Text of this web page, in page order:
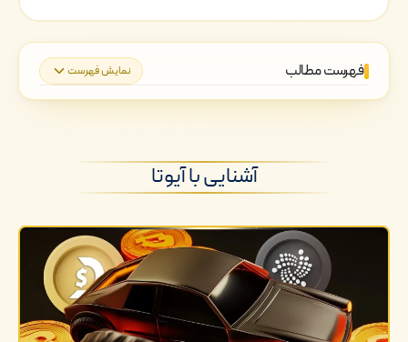
فهرست مطالب نمایش فهرست
آشنایی با آیوتا
تعامل آن با شرکت های بزرگ خودروسازی
مزایای اینترنت اشیاء (IoT) در صنعت
خودروسازی برای مصرف کنندگان
آشنایی با آیوتا